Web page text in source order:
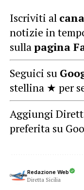
Iscriviti al
notizie in
sullapagina
Seguici su
stellina ★ per
Aggiungi
preferita su
Redazione Web
Diretta Sicilia